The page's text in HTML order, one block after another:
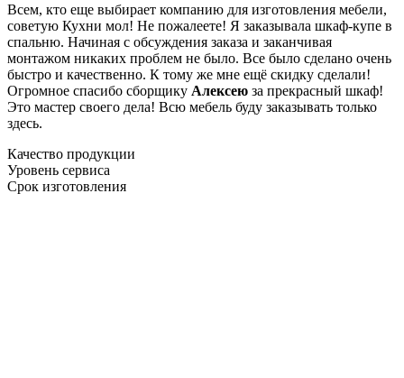
Всем, кто еще выбирает компанию для изготовления мебели,
советую Кухни мол! Не пожалеете! Я заказывала шкаф-купе в
спальню. Начиная с обсуждения заказа и заканчивая
монтажом никаких проблем не было. Все было сделано очень
быстро и качественно. К тому же мне ещё скидку сделали!
Огромное спасибо сборщику Алексею за прекрасный шкаф!
Это мастер своего дела! Всю мебель буду заказывать только
здесь.
Качество продукции
Уровень сервиса
Срок изготовления